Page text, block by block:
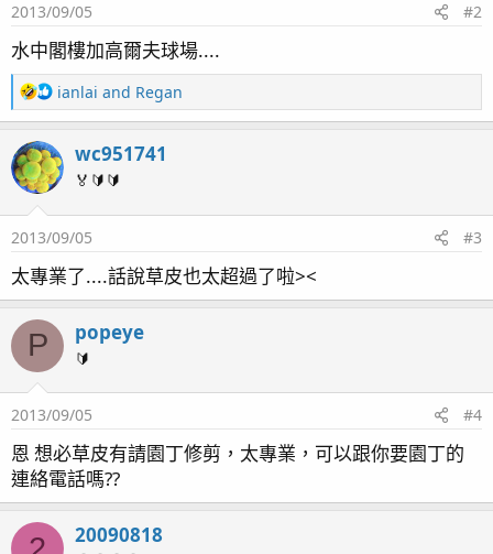
2013/09/05 #2
水中閣樓加高爾夫球場....
R
e
c
t
o
n
：
ianlai and Regan
wc951741
🏅🔰🔰
2013/09/05 #3
太專業了....話說草皮也太超過了啦><
P popeye
🔰
2013/09/05 #4
恩 想必草皮有請園丁修剪，太專業，可以跟你要園丁的
連絡電話嗎??
20090818